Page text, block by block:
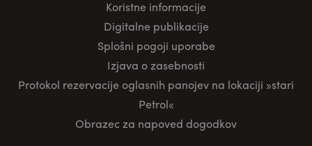
Koristne informacije
Digitalne publikacije
Splošni pogoji uporabe
Izjava o zasebnosti
Protokol rezervacije oglasnih panojev na lokaciji »stari
Petrol«
Obrazec za napoved dogodkov